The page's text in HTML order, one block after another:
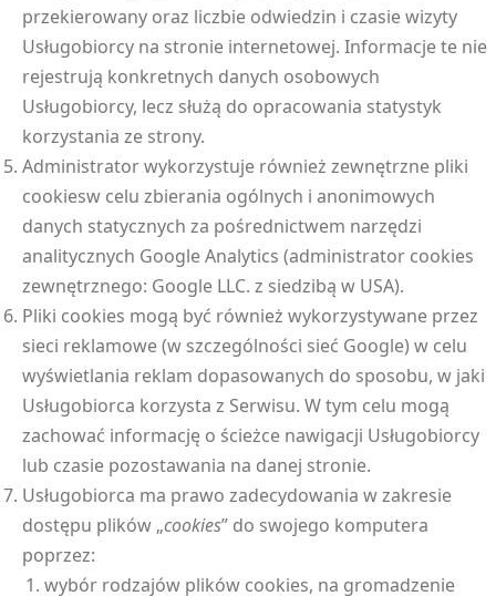
przekierowany oraz liczbie odwiedzin i czasie wizyty
Usługobiorcy na stronie internetowej. Informacje te nie
rejestrują konkretnych danych osobowych
Usługobiorcy, lecz służą do opracowania statystyk
korzystania ze strony.
Administrator wykorzystuje również zewnętrzne pliki
cookiesw celu zbierania ogólnych i anonimowych
danych statycznych za pośrednictwem narzędzi
analitycznych Google Analytics (administrator cookies
zewnętrznego: Google LLC. z siedzibą w USA).
Pliki cookies mogą być również wykorzystywane przez
sieci reklamowe (w szczególności sieć Google) w celu
wyświetlania reklam dopasowanych do sposobu, w jaki
Usługobiorca korzysta z Serwisu. W tym celu mogą
zachować informację o ścieżce nawigacji Usługobiorcy
lub czasie pozostawania na danej stronie.
Usługobiorca ma prawo zadecydowania w zakresie
dostępu plików „cookies” do swojego komputera
poprzez:
wybór rodzajów plików cookies, na gromadzenie